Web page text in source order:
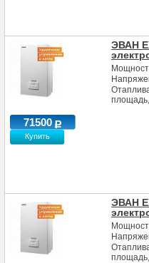
ЭВАН
71500
Купить
ЭВАН